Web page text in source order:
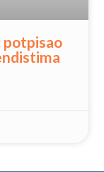
potpisao